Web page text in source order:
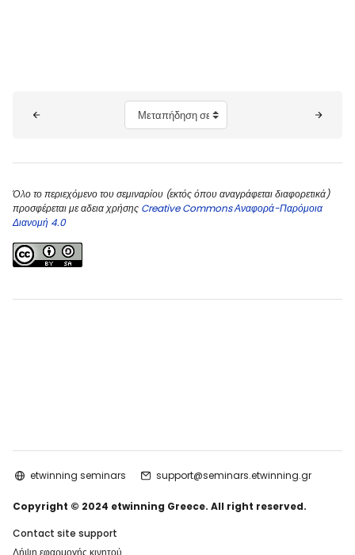
Μεταπήδηση σε...
Όλο το περιεχόμενο του σεμιναρίου (εκτός όπου αναγράφεται διαφορετικά)
προσφέρεται με αδεια χρήσης Creative Commons Αναφορά-Παρόμοια
Διανομή 4.0
etwinning seminars support@seminars.etwinning.gr
Copyright © 2024 etwinning Greece. All right reserved.
Contact site support
Λήψη εφαρμογής κινητού